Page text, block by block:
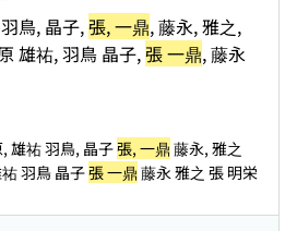
鳥, 晶子,張, 一鼎, 藤永, 雅之,
雄祐, 羽鳥 晶子,張 一鼎, 藤永
雄祐 羽鳥, 晶子張, 一鼎 藤永, 雅之
羽鳥 晶子張 一鼎 藤永 雅之 張 明栄